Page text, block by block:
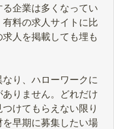
企業は多くなってい
料の求人サイトに比
人を掲載しても埋も
り、ハローワークに
りません。どれだけ
けてもらえない限り
早期に募集したい場